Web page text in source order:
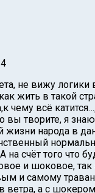
не вижу логики
жить в такой
чему всё
вы творите, я
жизни народа в
счёт того что
и шоковое,
и самому
ветра, а с